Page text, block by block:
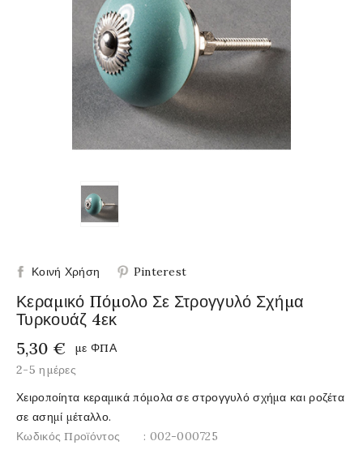
Κοινή Χρήση Pinterest
Κεραμικό Πόμολο Σε Στρογγυλό Σχήμα
Τυρκουάζ 4εκ
5,30 €
με ΦΠΑ
2-5 ημέρες
Χειροποίητα κεραμικά πόμολα σε στρογγυλό σχήμα και ροζέτα
σε ασημί μέταλλο.
Κωδικός Προϊόντος
: 002-000725